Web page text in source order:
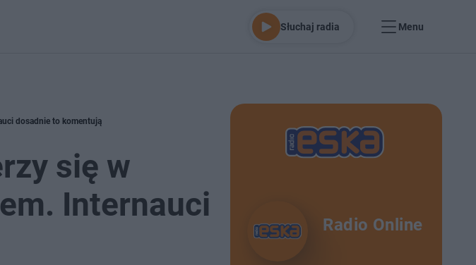
Słuchaj radia Menu
dosadnie to komentują
się w
Internauci
Radio Online